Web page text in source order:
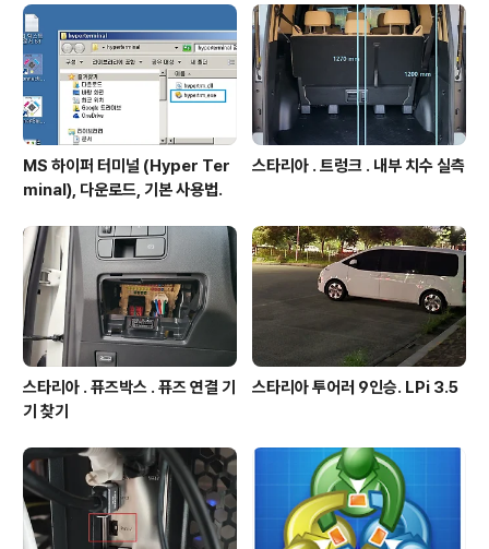
MS 하이퍼 터미널 (Hyper Ter
minal), 다운로드, 기본 사용법.
스타리아 . 트렁크 . 내부 치수 실측
스타리아 . 퓨즈박스 . 퓨즈 연결 기
기 찾기
스타리아 투어러 9인승. LPi 3.5